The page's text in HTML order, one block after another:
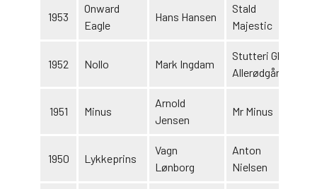
1953
Onward
Eagle
Hans Hansen
Stald
Majestic
1952 Nollo Mark Ingdam
Stutteri Gl.
Allerødgård
1951 Minus
Arnold
Jensen
Mr Minus
1950 Lykkeprins
Vagn
Lønborg
Anton
Nielsen